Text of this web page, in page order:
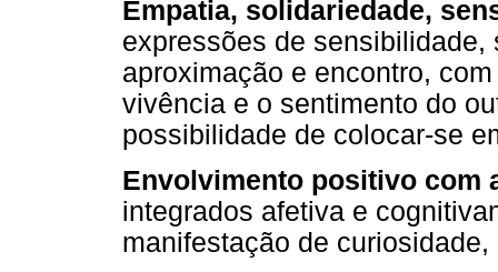
Empatia, solidariedade,
expressões de
aproximação e encontro,
vivência e o sentimento do
possibilidade de colocar-se
Envolvimento positivo com
integrados afetiva e
manifestação de